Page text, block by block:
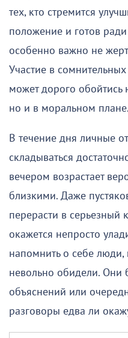
тех, кто стремится
положение и готов
особенно важно не
Участие в
может дорого обойтись
но и в моральном плане.
В течение дня личные
складываться
вечером возрастает
близкими. Даже
перерасти в серьезный
окажется непросто
напомнить о себе люди,
невольно обидели. Они
объяснений или
разговоры едва ли